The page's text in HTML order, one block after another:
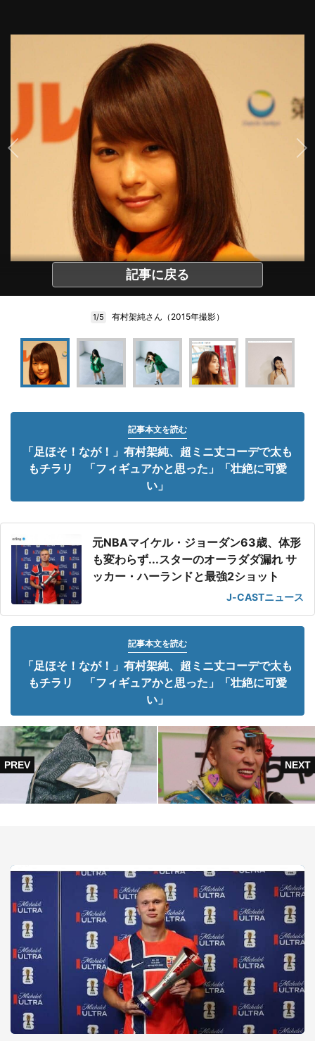
記事に戻る
1/5 有村架純さん（2015年撮影）
記事本文を読む
「足ほそ！なが！」有村架純、超ミニ丈コーデで太も
もチラリ 「フィギュアかと思った」「壮絶に可愛
い」
元NBAマイケル・ジョーダン63歳、体形
も変わらず...スターのオーラダダ漏れ サ
ッカー・ハーランドと最強2ショット
J-CASTニュース
記事本文を読む
「足ほそ！なが！」有村架純、超ミニ丈コーデで太も
もチラリ 「フィギュアかと思った」「壮絶に可愛
い」